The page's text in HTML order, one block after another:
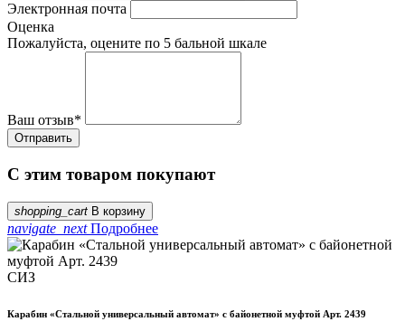
Электронная почта
Оценка
Пожалуйста, оцените по 5 бальной шкале
Ваш отзыв*
С этим товаром покупают
shopping_cart В корзину
navigate_nextПодробнее
СИЗ
Карабин «Стальной универсальный автомат» с байонетной муфтой Арт. 2439